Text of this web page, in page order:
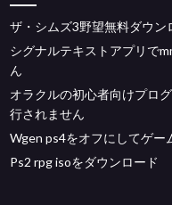
ザ・シムズ3野望無料ダウン
シグナルテキストアプリで
ん
オラクルの初心者向けプロ
行されません
Wgen ps4をオフにしてゲー
Ps2 rpg isoをダウンロード